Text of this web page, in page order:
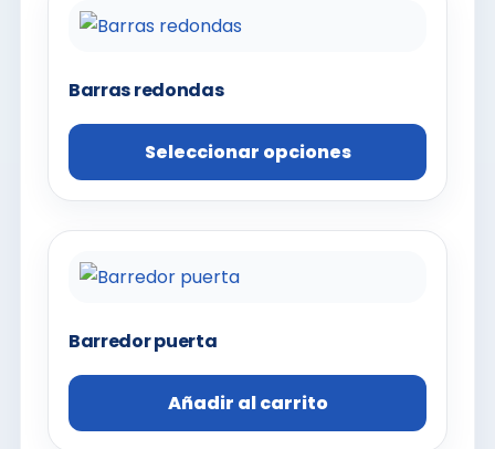
Barras redondas
Seleccionar opciones
Barredor puerta
Añadir al carrito